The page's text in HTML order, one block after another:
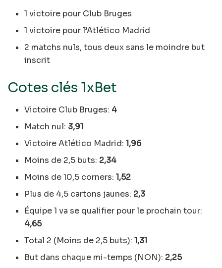
1 victoire pour Club Bruges
1 victoire pour l’Atlético Madrid
2 matchs nuls, tous deux sans le moindre but
inscrit
Cotes clés 1xBet
Victoire Club Bruges: 4
Match nul: 3,91
Victoire Atlético Madrid:1,96
Moins de 2,5 buts: 2,34
Moins de 10,5 corners:1,52
Plus de 4,5 cartons jaunes: 2,3
Équipe 1 va se qualifier pour le prochain tour:
4,65
Total 2 (Moins de 2,5 buts):1,31
But dans chaque mi-temps (NON): 2,25